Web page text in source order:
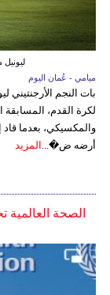
ليونيل
ميامي - عُمان اليوم
بات النجم
لكرة القدم، المسابقة
أرضه ض�... المزيد
الصحة